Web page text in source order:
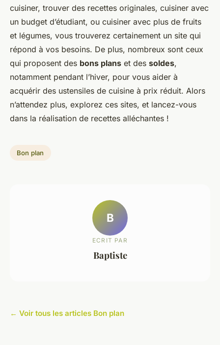
cuisiner, trouver des recettes originales, cuisiner avec
un budget d’étudiant, ou cuisiner avec plus de fruits
et légumes, vous trouverez certainement un site qui
répond à vos besoins. De plus, nombreux sont ceux
qui proposent des bons plans et des soldes,
notamment pendant l’hiver, pour vous aider à
acquérir des ustensiles de cuisine à prix réduit. Alors
n’attendez plus, explorez ces sites, et lancez-vous
dans la réalisation de recettes alléchantes !
Bon plan
B
ECRIT PAR
Baptiste
← Voir tous les articles Bon plan